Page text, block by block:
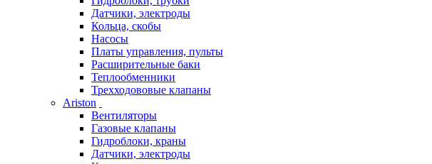
Датчики, электроды
Кольца, скобы
Насосы
Платы управления, пульты
Расширительные баки
Теплообменники
Трехходововые клапаны
Ariston
Вентиляторы
Газовые клапаны
Гидроблоки, краны
Датчики, электроды